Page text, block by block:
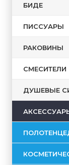
БИДЕ
ПИССУАРЫ
РАКОВИНЫ
СМЕСИТЕЛИ
ДУШЕВЫЕ